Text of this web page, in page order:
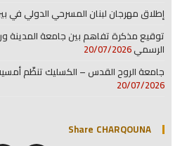
إطلاق مهرجان لبنان المسرحي الدولي في
توقيع مذكرة تفاهم بين جامعة المدينة
الرسمي20/07/2026
جامعة الروح القدس – الكسليك تنظّم
20/07/2026
Share CHARQOUNA